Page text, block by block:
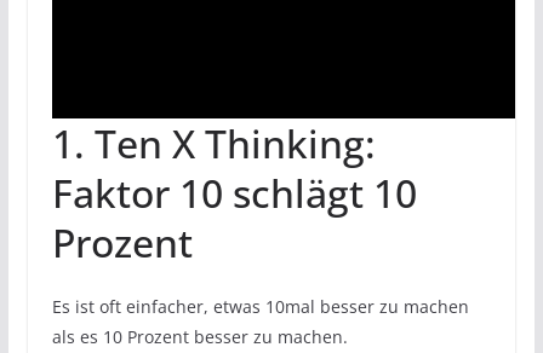
1. Ten X Thinking:
Faktor 10 schlägt 10
Prozent
Es ist oft einfacher, etwas 10mal besser zu machen
als es 10 Prozent besser zu machen.